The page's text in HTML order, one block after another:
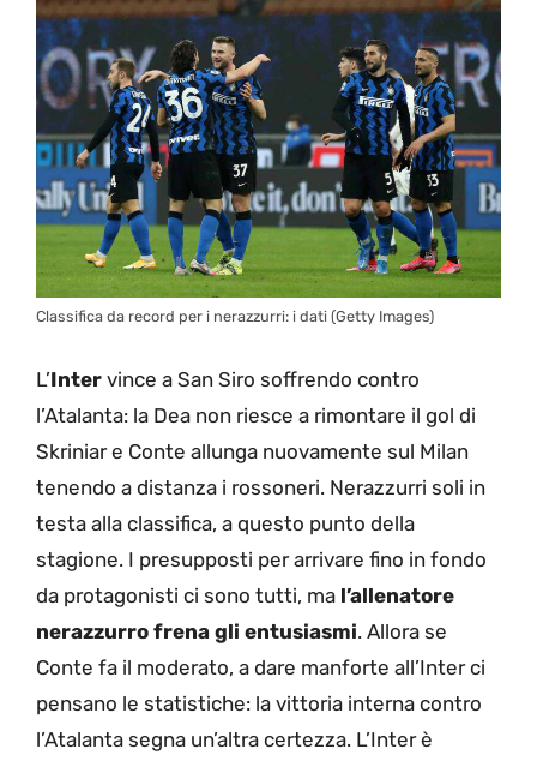
Classifica da record per i nerazzurri: i dati (Getty Images)
L’Inter vince a San Siro soffrendo contro
l’Atalanta: la Dea non riesce a rimontare il gol di
Skriniar e Conte allunga nuovamente sul Milan
tenendo a distanza i rossoneri. Nerazzurri soli in
testa alla classifica, a questo punto della
stagione. I presupposti per arrivare fino in fondo
da protagonisti ci sono tutti, ma l’allenatore
nerazzurro frena gli entusiasmi. Allora se
Conte fa il moderato, a dare manforte all’Inter ci
pensano le statistiche: la vittoria interna contro
l’Atalanta segna un’altra certezza. L’Inter è